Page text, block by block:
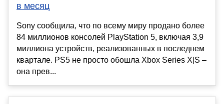
в месяц
Sony сообщила, что по всему миру продано более
84 миллионов консолей PlayStation 5, включая 3,9
миллиона устройств, реализованных в последнем
квартале. PS5 не просто обошла Xbox Series X|S –
она прев...